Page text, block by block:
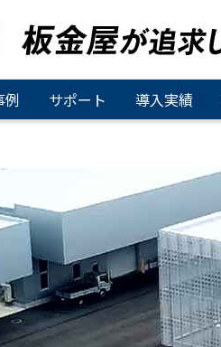
例 サポート 導入実績